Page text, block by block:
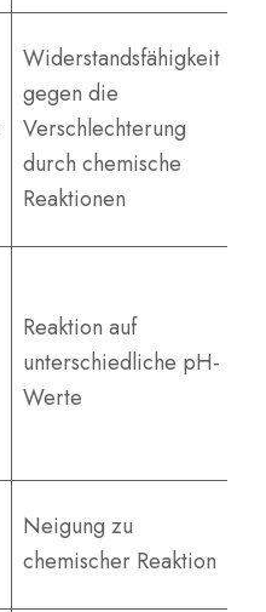
Widerstandsfähigkeit
gegen die
Verschlechterung
durch chemische
Reaktionen
Reaktion auf
unterschiedliche pH-
Werte
Neigung zu
chemischer Reaktion